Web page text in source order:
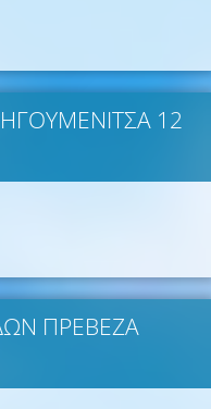
12
ΠΡΕΒΕΖΑ